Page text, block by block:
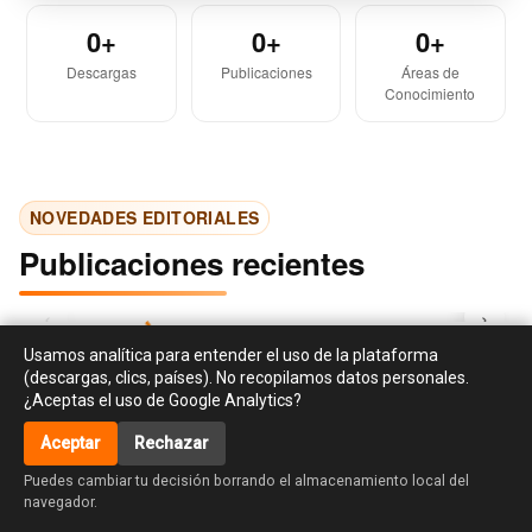
Usamos analítica para entender el uso de la plataforma
(descargas, clics, países). No recopilamos datos personales.
¿Aceptas el uso de Google Analytics?
Aceptar Rechazar
Puedes cambiar tu decisión borrando el almacenamiento local del
navegador.
0+
Descargas
0+
Publicaciones
0+
Áreas de
Conocimiento
NOVEDADES EDITORIALES
Publicaciones recientes
Cargando publicaciones…
‹ ›